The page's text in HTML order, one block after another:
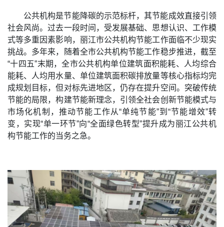
公共机构是节能降碳的示范标杆，其节能成效直接引领
社会风尚。过去一段时间，受发展基础、思想认识、工作模
式等多重因素影响，丽江市公共机构节能工作面临不少现实
挑战。多年来，随着全市公共机构节能工作稳步推进，截至
“十四五”末期，全市公共机构单位建筑面积能耗、人均综合
能耗、人均用水量、单位建筑面积碳排放量等核心指标均完
成规划目标，但对标先进地区，仍存在提升空间。突破传统
节能的局限，构建节能新理念，引领全社会创新节能模式与
市场化机制，推动节能工作从“单纯节能”到“节能增效”转
变，实现“单一环节”向“全面绿色转型”提升成为丽江公共机
构节能工作的当务之急。